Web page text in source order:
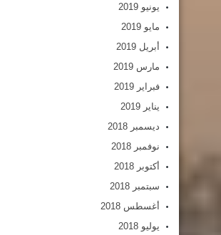
يونيو 2019
مايو 2019
أبريل 2019
مارس 2019
فبراير 2019
يناير 2019
ديسمبر 2018
نوفمبر 2018
أكتوبر 2018
سبتمبر 2018
أغسطس 2018
يوليو 2018